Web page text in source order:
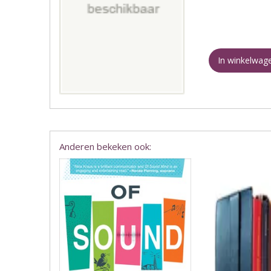
In
Anderen bekeken ook: